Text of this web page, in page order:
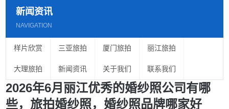
新闻资讯
NAVIGATION
样片欣赏 三亚旅拍 厦门旅拍 丽江旅拍
大理旅拍 新闻资讯 关于我们 联系我们
2026年6月丽江优秀的婚纱照公司有哪
些，旅拍婚纱照，婚纱照品牌哪家好